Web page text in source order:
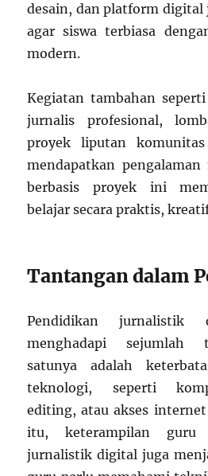
desain, dan platform digital
agar siswa terbiasa
modern.
Kegiatan tambahan
jurnalis profesional,
proyek liputan
mendapatkan pengalaman
berbasis proyek ini
belajar secara praktis,
Tantangan dalam
Pendidikan
menghadapi sejumlah
satunya adalah
teknologi, seperti
editing, atau akses
itu, keterampilan guru
jurnalistik digital juga